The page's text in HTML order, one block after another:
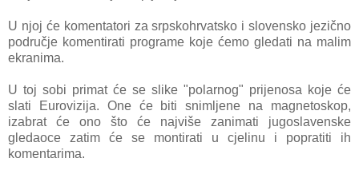
U njoj će komentatori za srpskohrvatsko i slovensko jezično
područje komentirati programe koje ćemo gledati na malim
ekranima.
U toj sobi primat će se slike "polarnog" prijenosa koje će
slati Eurovizija. One će biti snimljene na magnetoskop,
izabrat će ono što će najviše zanimati jugoslavenske
gledaoce zatim će se montirati u cjelinu i popratiti ih
komentarima.